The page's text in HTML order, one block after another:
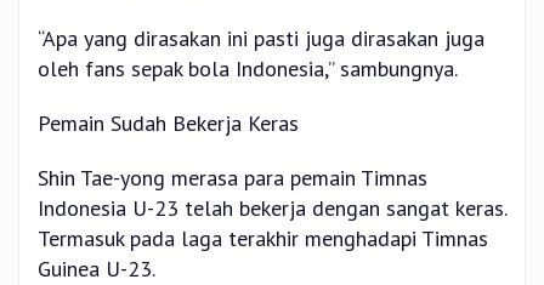
“Apa yang dirasakan ini pasti juga dirasakan juga
oleh fans sepak bola Indonesia,” sambungnya.
Pemain Sudah Bekerja Keras
Shin Tae-yong merasa para pemain Timnas
Indonesia U-23 telah bekerja dengan sangat keras.
Termasuk pada laga terakhir menghadapi Timnas
Guinea U-23.